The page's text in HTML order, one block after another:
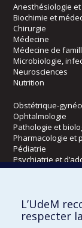
Anesthésiologie
Biochimie et
Chirurgie
Médecine
Médecine de
Microbiologie,
Neurosciences
Nutrition
Obstétrique-
Ophtalmologie
Pathologie et
Pharmacologie et
Pédiatrie
Psychiatrie et
Radiologie, radio-
Écoles
L’UdeM
respecter